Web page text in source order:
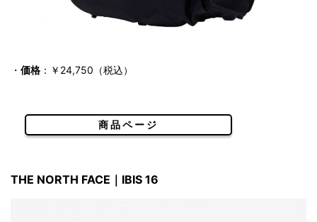
・ 価格 ：￥24,750（税込）
商品ページ
THE NORTH FACE｜IBIS 16